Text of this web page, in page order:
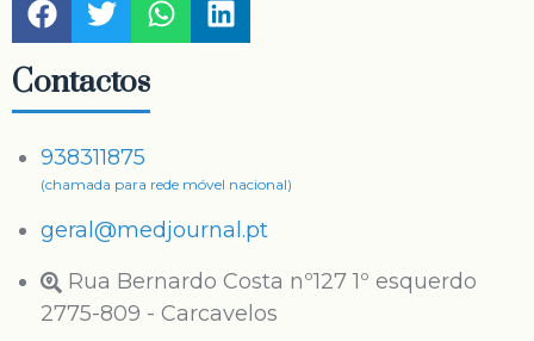
Contactos
938311875
(chamada para rede móvel nacional)
geral@medjournal.pt
Rua Bernardo Costa nº127 1º esquerdo
2775-809 - Carcavelos